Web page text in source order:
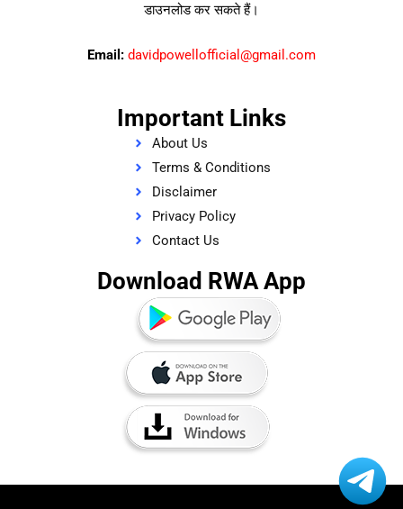
डाउनलोड कर सकते हैं।
Email: davidpowellofficial@gmail.com
Important Links
About Us
Terms & Conditions
Disclaimer
Privacy Policy
Contact Us
Download RWA App